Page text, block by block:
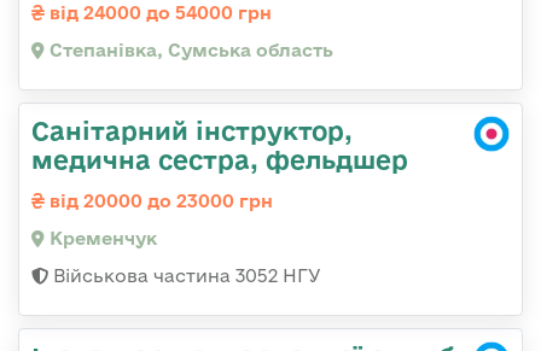
від 24000 до 54000 грн
Степанівка, Сумська область
Санітарний інструктор,
медична сестра, фельдшер
від 20000 до 23000 грн
Кременчук
Військова частина 3052 НГУ